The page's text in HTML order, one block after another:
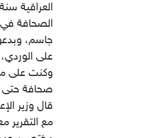
الصحافة
جاسم،
على
وكنت على
صحافة حتى
قال وزير
مع التقرير